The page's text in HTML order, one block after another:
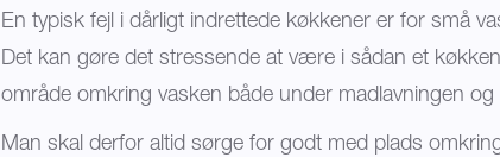
En typisk fejl i dårligt indrettede køkkener er for små
Det kan gøre det stressende at være i sådan et
område omkring vasken både under madlavningen
Man skal derfor altid sørge for godt med plads